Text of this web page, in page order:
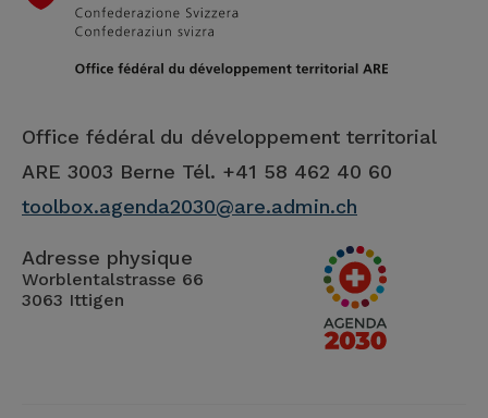
Office fédéral du développement territorial
ARE 3003 Berne Tél. +41 58 462 40 60
toolbox.agenda2030@are.admin.ch
Adresse physique
Worblentalstrasse 66
3063 Ittigen